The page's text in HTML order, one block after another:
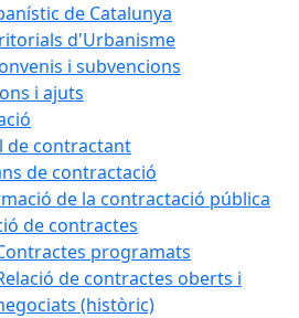
de Catalunya
d'Urbanisme
i subvencions
i ajuts
de contractant
de contractació
de la contractació pública
de contractes
programats
de contractes oberts i
(històric)